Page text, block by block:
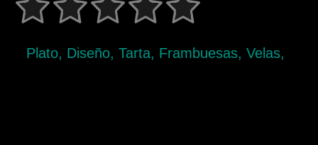
Plato, Diseño, Tarta, Frambuesas, Velas,